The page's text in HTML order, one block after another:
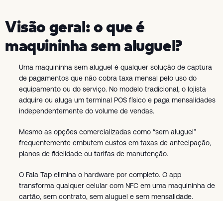
Visão geral: o que é
maquininha sem aluguel?
Uma maquininha sem aluguel é qualquer solução de captura
de pagamentos que não cobra taxa mensal pelo uso do
equipamento ou do serviço. No modelo tradicional, o lojista
adquire ou aluga um terminal POS físico e paga mensalidades
independentemente do volume de vendas.
Mesmo as opções comercializadas como “sem aluguel”
frequentemente embutem custos em taxas de antecipação,
planos de fidelidade ou tarifas de manutenção.
O Fala Tap elimina o hardware por completo. O app
transforma qualquer celular com NFC em uma maquininha de
cartão, sem contrato, sem aluguel e sem mensalidade.